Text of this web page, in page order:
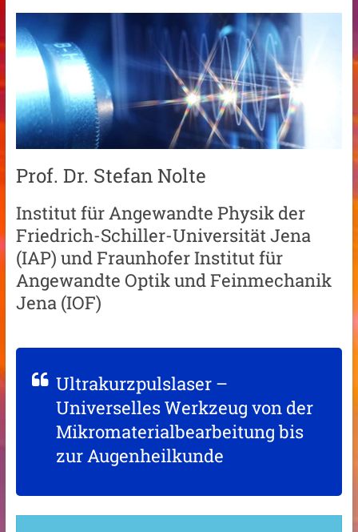
Prof. Dr. Stefan Nolte
Institut für Angewandte Physik der
Friedrich-Schiller-Universität Jena
(IAP) und Fraunhofer Institut für
Angewandte Optik und Feinmechanik
Jena (IOF)
Ultrakurzpulslaser –
Universelles Werkzeug von der
Mikromaterialbearbeitung bis
zur Augenheilkunde